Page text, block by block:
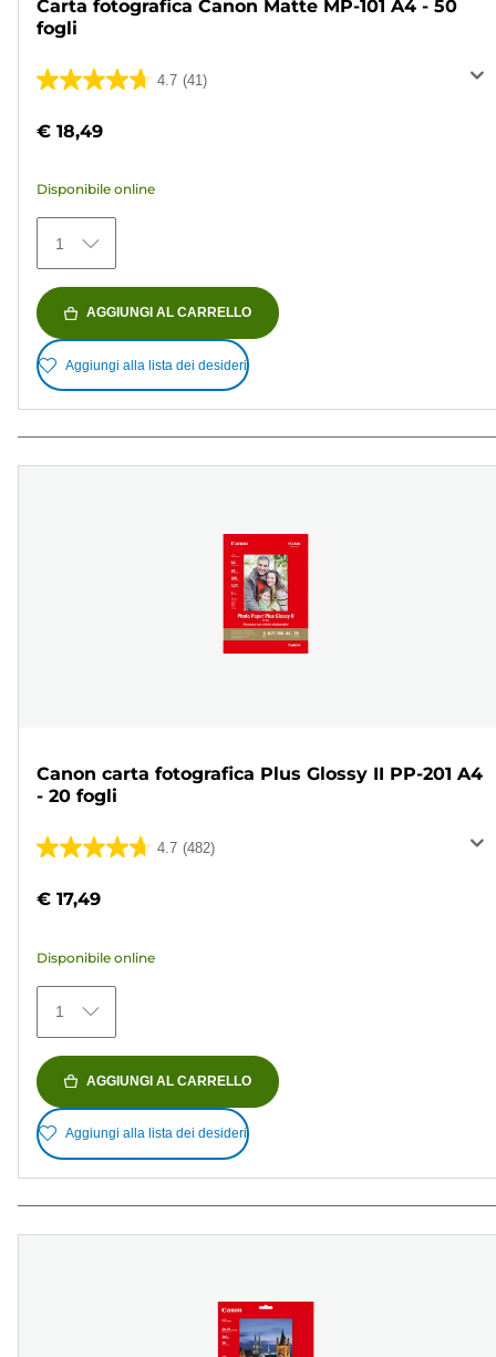
Carta fotografica Canon Matte MP-101 A4 - 50
fogli
4.7 (41)
4.7
5
41
recensioni
€ 18,49
Disponibile online
1
AGGIUNGI AL CARRELLO
Aggiungi alla lista dei desideri
Canon carta fotografica Plus Glossy II PP-201 A4
- 20 fogli
4.7 (482)
4.7
5
482
recensioni
€ 17,49
Disponibile online
1
AGGIUNGI AL CARRELLO
Aggiungi alla lista dei desideri